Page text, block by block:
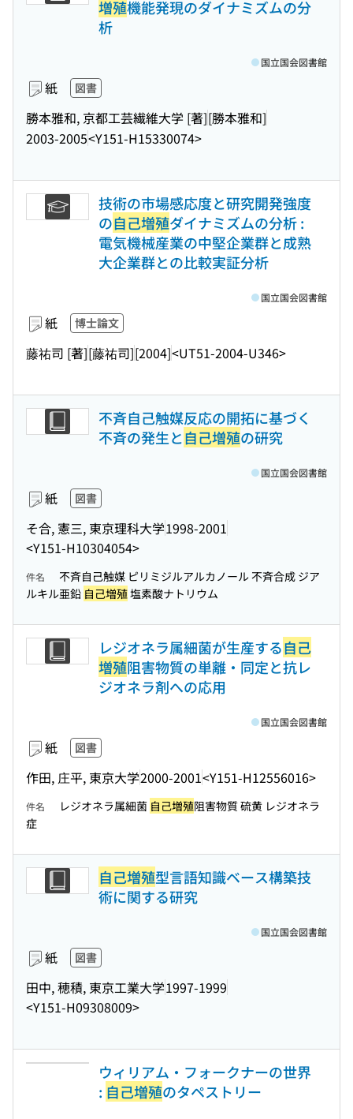
増殖機能発現のダイナミズムの分
析
紙 図書
勝本雅和, 京都工芸繊維大学 [著][勝本雅和]
2003-2005<Y151-H15330074>
国立国会図書館
技術の市場感応度と研究開発強度
の自己増殖ダイナミズムの分析 :
電気機械産業の中堅企業群と成熟
大企業群との比較実証分析
紙 博士論文
藤祐司 [著][藤祐司][2004]<UT51-2004-U346>
国立国会図書館
不斉自己触媒反応の開拓に基づく
不斉の発生と自己増殖の研究
紙 図書
そ合, 憲三, 東京理科大学1998-2001
<Y151-H10304054>
国立国会図書館
件名
不斉自己触媒 ピリミジルアルカノール 不斉合成 ジア
ルキル亜鉛 自己増殖塩素酸ナトリウム
レジオネラ属細菌が生産する自己
増殖阻害物質の単離・同定と抗レ
ジオネラ剤への応用
紙 図書
作田, 庄平, 東京大学2000-2001<Y151-H12556016>
国立国会図書館
件名 レジオネラ属細菌 自己増殖阻害物質 硫黄 レジオネラ
症
自己増殖型言語知識ベース構築技
術に関する研究
紙 図書
田中, 穂積, 東京工業大学1997-1999
<Y151-H09308009>
国立国会図書館
ウィリアム・フォークナーの世界
: 自己増殖のタペストリー